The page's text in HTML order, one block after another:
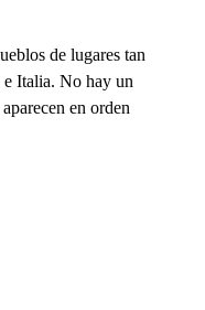
de lugares tan
Italia. No hay un
en orden